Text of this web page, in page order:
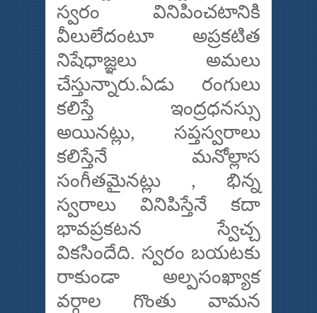
స్వరం వినిపించటానికి
వీలులేదంటూ అప్రకటిత
నిషేధాజ్ఞలు అమలు
చేస్తున్నారు.ఏడు రంగులు
కలిస్తే ఇంద్రధనస్సు
అయినట్లు, సప్తస్వరాలు
కలిస్తేనే మనోల్లాస
సంగీతమైనట్లు , భిన్న
స్వరాలు వినిపిస్తేనే కదా
భావప్రకటన స్వేచ్చ
వికసిందేది. స్వరం బయటకు
రాకుండా అల్పసంఖ్యాక
వర్గాల గొంతు వామన